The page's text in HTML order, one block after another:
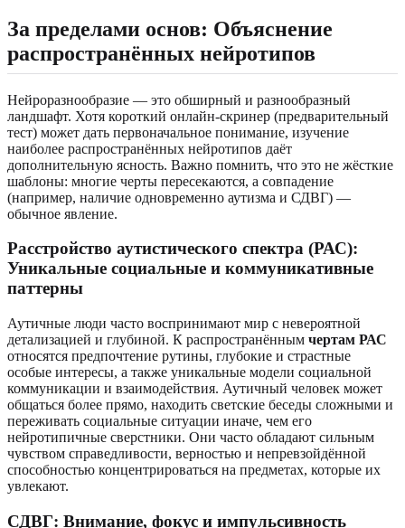
За пределами основ: Объяснение
распространённых нейротипов
Нейроразнообразие — это обширный и разнообразный
ландшафт. Хотя короткий онлайн-скринер (предварительный
тест) может дать первоначальное понимание, изучение
наиболее распространённых нейротипов даёт
дополнительную ясность. Важно помнить, что это не жёсткие
шаблоны: многие черты пересекаются, а совпадение
(например, наличие одновременно аутизма и СДВГ) —
обычное явление.
Расстройство аутистического спектра (РАС):
Уникальные социальные и коммуникативные
паттерны
Аутичные люди часто воспринимают мир с невероятной
детализацией и глубиной. К распространённым чертам РАС
относятся предпочтение рутины, глубокие и страстные
особые интересы, а также уникальные модели социальной
коммуникации и взаимодействия. Аутичный человек может
общаться более прямо, находить светские беседы сложными и
переживать социальные ситуации иначе, чем его
нейротипичные сверстники. Они часто обладают сильным
чувством справедливости, верностью и непревзойдённой
способностью концентрироваться на предметах, которые их
увлекают.
СДВГ: Внимание, фокус и импульсивность